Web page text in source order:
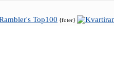
{foter}